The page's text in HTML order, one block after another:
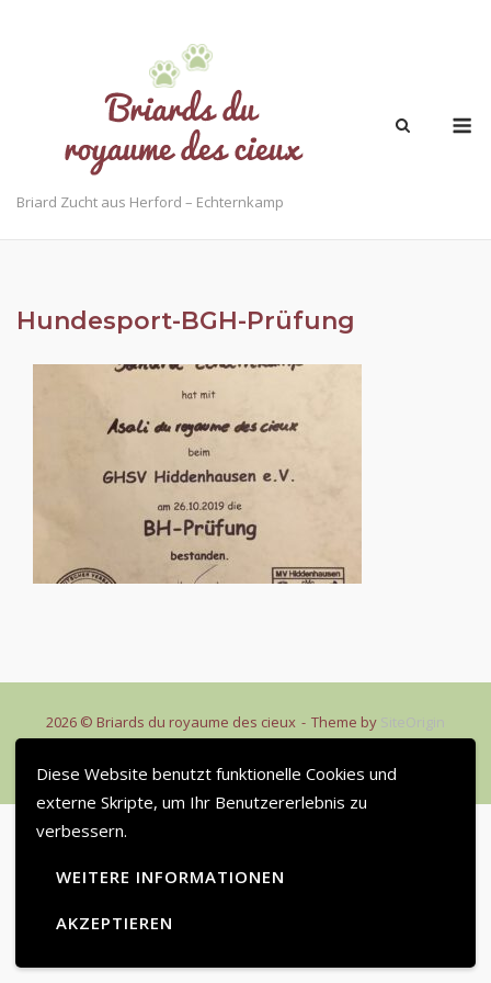
Diese Website benutzt funktionelle Cookies und
externe Skripte, um Ihr Benutzererlebnis zu
verbessern.
WEITERE INFORMATIONEN
AKZEPTIEREN
Briard Zucht aus Herford – Echternkamp
Hundesport-BGH-Prüfung
2026 © Briards du royaume des cieux Theme by SiteOrigin
Impressum Kontakt